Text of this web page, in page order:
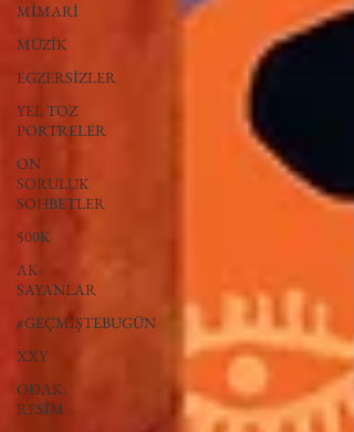
MİMARİ
MÜZİK
EGZERSİZLER
YEL TOZ
PORTRELER
ON
SORULUK
SOHBETLER
500K
AK-
SAYANLAR
#GEÇMİŞTEBUGÜN
XXY
ODAK:
RESİM